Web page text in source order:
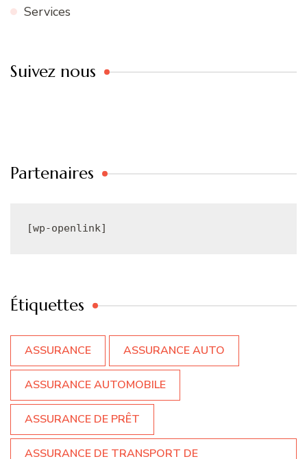
Services
Suivez nous
Partenaires
[wp-openlink]
Étiquettes
ASSURANCE ASSURANCE AUTO
ASSURANCE AUTOMOBILE
ASSURANCE DE PRÊT
ASSURANCE DE TRANSPORT DE